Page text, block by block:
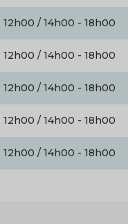
/ 14h00 - 18h00
/ 14h00 - 18h00
/ 14h00 - 18h00
/ 14h00 - 18h00
/ 14h00 - 18h00